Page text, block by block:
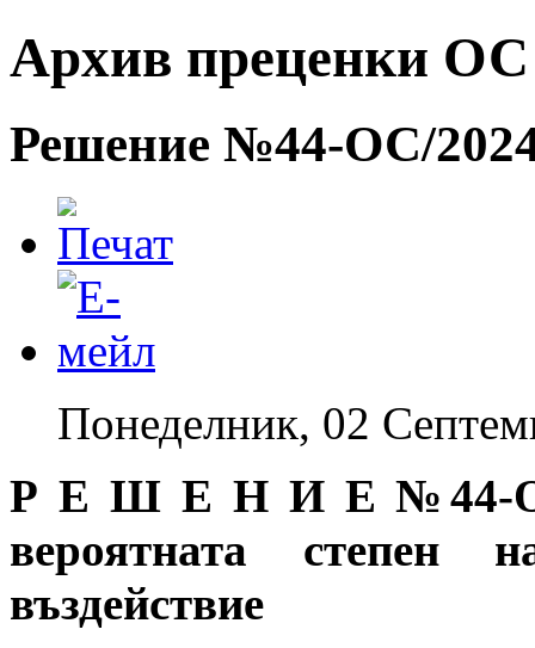
Архив преценки ОС
Решение №44-ОС/
Понеделник, 02
Р Е Ш Е Н И Е №44-ОС/
вероятната степен
въздействие